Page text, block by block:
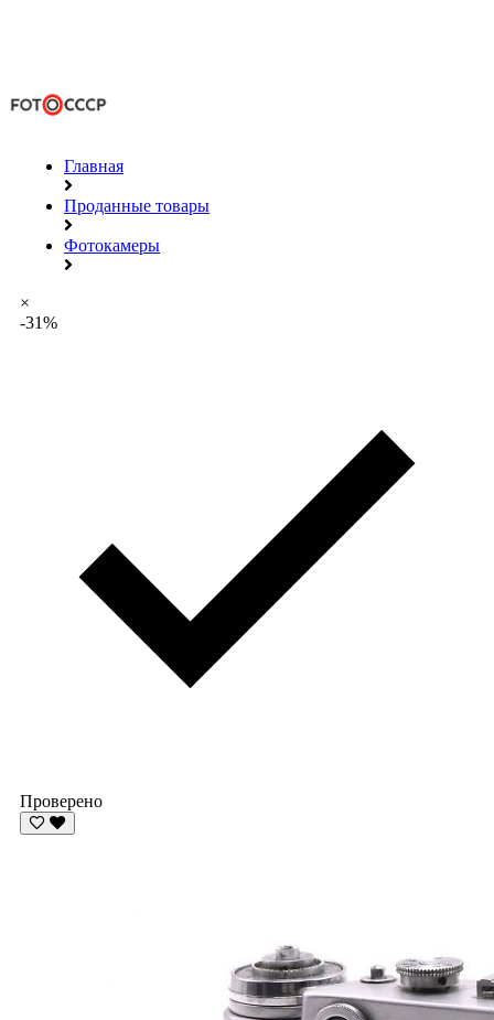
Главная
Проданные товары
Фотокамеры
×
-31%
Проверено